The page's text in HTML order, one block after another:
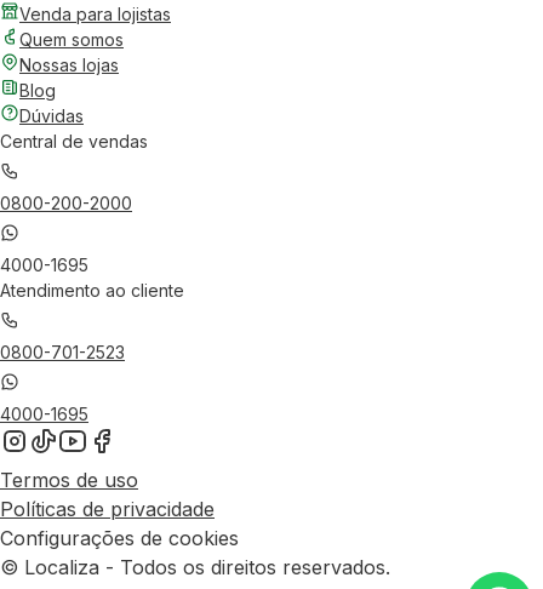
Venda para lojistas
Quem somos
Nossas lojas
Blog
Dúvidas
Central de vendas
0800-200-2000
4000-1695
Atendimento ao cliente
0800-701-2523
4000-1695
Termos de uso
Políticas de privacidade
Configurações de cookies
© Localiza - Todos os direitos reservados.